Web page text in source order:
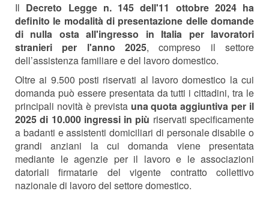
Il Decreto Legge n. 145 dell'11 ottobre 2024 ha
definito le modalità di presentazione delle domande
di nulla osta all'ingresso in Italia per lavoratori
stranieri per l'anno 2025, compreso il settore
dell’assistenza familiare e del lavoro domestico.
Oltre ai 9.500 posti riservati al lavoro domestico la cui
domanda può essere presentata da tutti i cittadini, tra le
principali novità è prevista una quota aggiuntiva per il
2025 di 10.000 ingressi in più riservati specificamente
a badanti e assistenti domiciliari di personale disabile o
grandi anziani la cui domanda viene presentata
mediante le agenzie per il lavoro e le associazioni
datoriali firmatarie del vigente contratto collettivo
nazionale di lavoro del settore domestico.